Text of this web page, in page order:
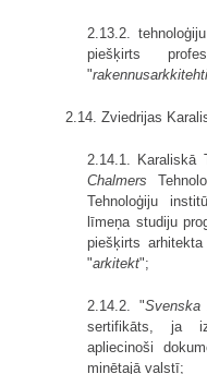
2.13.2.
piešķirts
"rakennusarkkitehti
2.14. Zviedrijas
2.14.1. Karaliskā
Chalmers
Tehnoloģiju
līmeņa studiju
piešķirts
"arkitekt";
2.14.2. "Svenska
sertifikāts, ja
apliecinoši
minētajā valstī;